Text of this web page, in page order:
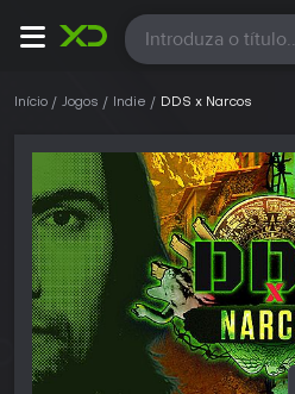
Todas
Início Jogos Indie DDS x Narcos